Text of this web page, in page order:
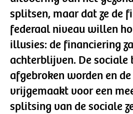
splitsen, maar dat ze de
federaal niveau willen
illusies: de financiering
achterblijven. De sociale
afgebroken worden en
vrijgemaakt voor een
splitsing van de sociale